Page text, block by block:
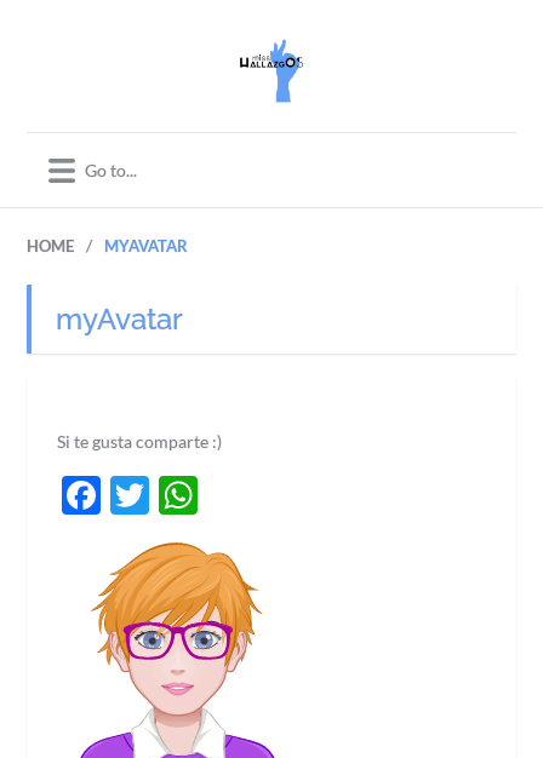
HOME / MYAVATAR
myAvatar
Si te gusta comparte :)
Facebook
Twitter